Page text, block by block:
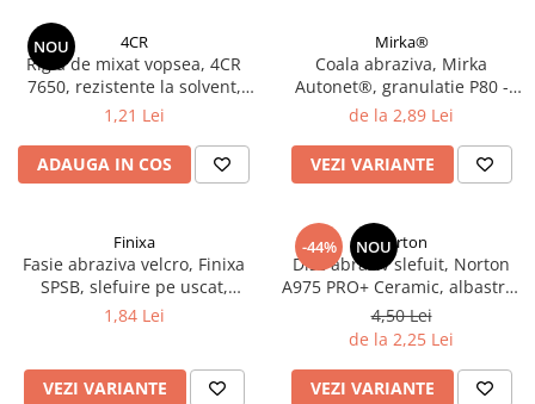
Cupe mixare
Verificat vopseaua
Cartele verificat nuanta
Filtre vopsea
Diluant vopsea si lac
Agent dilutie vopsea apa
Diluant pentru pierdere
Diverse
Vopsea auto preparata
NOU 4CR
Rigla de mixat vopsea, 4CR
7650, rezistente la solvent,
lungime 20 cm
1,21 Lei
ADAUGA IN COS
Mirka®
Coala abraziva, Mirka
Autonet®, granulatie P80 -
P320, dimensiune 70 mm x
de la 2,89 Lei
VEZI VARIANTE
Finixa
Fasie abraziva velcro, Finixa
SPSB, slefuire pe uscat,
granulatie P80 - P320,
1,84 Lei
VEZI VARIANTE
-44% NOUNorton
Disc abraziv slefuit, Norton
A975 PRO+ Ceramic, albastru,
velcro Ø 150 mm
4,50 Lei
de la 2,25 Lei
VEZI VARIANTE